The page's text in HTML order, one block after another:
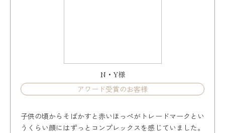
N・Y様
アワード受賞のお客様
子供の頃からそばかすと赤いほっぺがトレードマークとい
うくらい顔にはずっとコンプレックスを感じていました。